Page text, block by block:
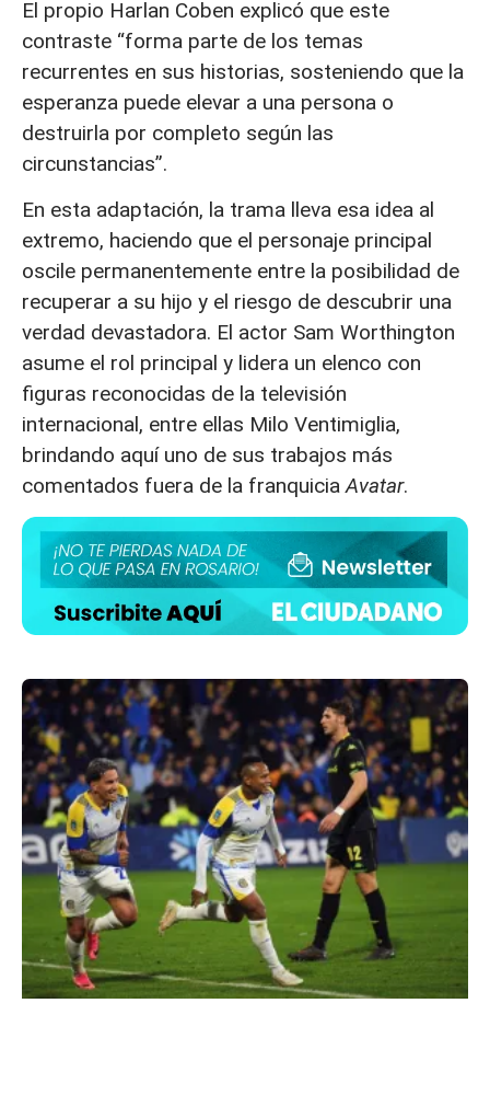
El propio Harlan Coben explicó que este
contraste “forma parte de los temas
recurrentes en sus historias, sosteniendo que la
esperanza puede elevar a una persona o
destruirla por completo según las
circunstancias”.
En esta adaptación, la trama lleva esa idea al
extremo, haciendo que el personaje principal
oscile permanentemente entre la posibilidad de
recuperar a su hijo y el riesgo de descubrir una
verdad devastadora. El actor Sam Worthington
asume el rol principal y lidera un elenco con
figuras reconocidas de la televisión
internacional, entre ellas Milo Ventimiglia,
brindando aquí uno de sus trabajos más
comentados fuera de la franquiciaAvatar.